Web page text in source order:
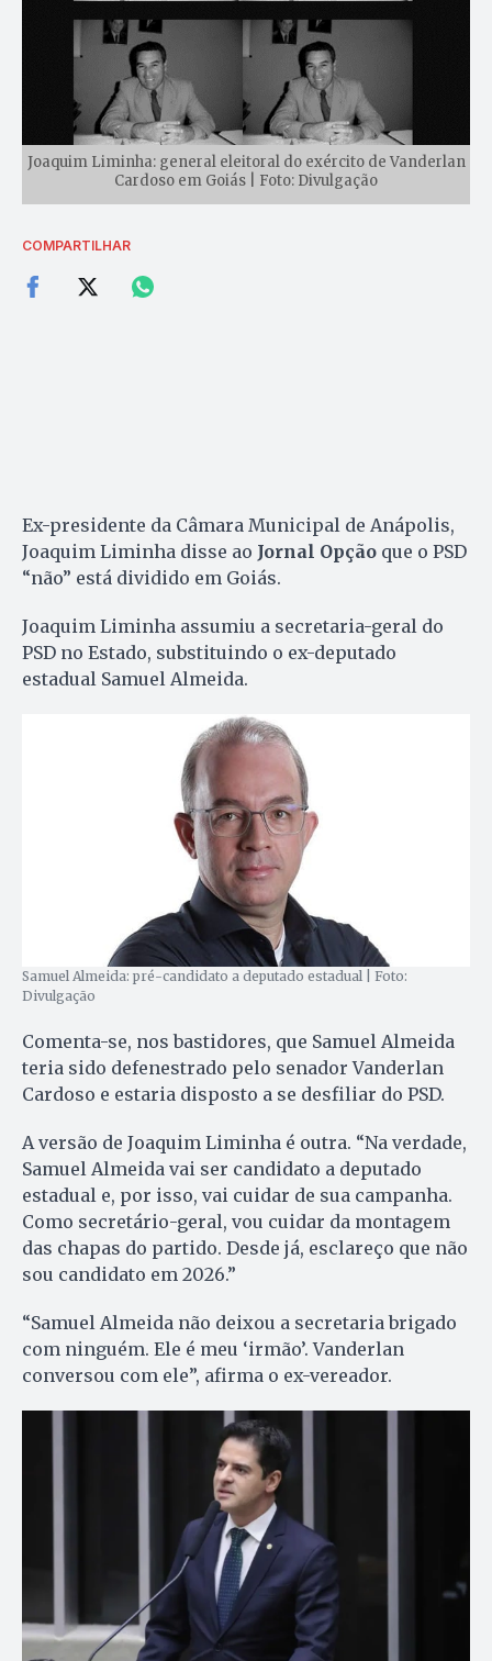
Joaquim Liminha: general eleitoral do exército de Vanderlan
Cardoso em Goiás | Foto: Divulgação
COMPARTILHAR
Ex-presidente da Câmara Municipal de Anápolis,
Joaquim Liminha disse ao Jornal Opção que o PSD
“não” está dividido em Goiás.
Joaquim Liminha assumiu a secretaria-geral do
PSD no Estado, substituindo o ex-deputado
estadual Samuel Almeida.
Samuel Almeida: pré-candidato a deputado estadual | Foto:
Divulgação
Comenta-se, nos bastidores, que Samuel Almeida
teria sido defenestrado pelo senador Vanderlan
Cardoso e estaria disposto a se desfiliar do PSD.
A versão de Joaquim Liminha é outra. “Na verdade,
Samuel Almeida vai ser candidato a deputado
estadual e, por isso, vai cuidar de sua campanha.
Como secretário-geral, vou cuidar da montagem
das chapas do partido. Desde já, esclareço que não
sou candidato em 2026.”
“Samuel Almeida não deixou a secretaria brigado
com ninguém. Ele é meu ‘irmão’. Vanderlan
conversou com ele”, afirma o ex-vereador.